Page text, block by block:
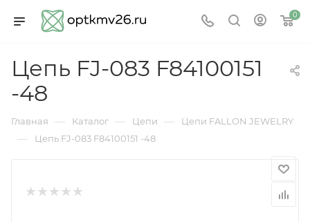
0
Цепь FJ-083 F84100151
-48
Главная — Каталог — Цепи — Цепи FALLON JEWELRY
— Цепь FJ-083 F84100151 -48